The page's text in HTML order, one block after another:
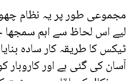
مجموعی طور پر یہ نظام
لیے اس لحاظ سے اہم سمجھا
ٹیکس کا طریقہ کار سادہ
آسان کی گئی ہے اور